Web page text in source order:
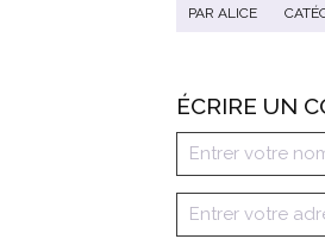
PAR ALICE
ÉCRIRE UN